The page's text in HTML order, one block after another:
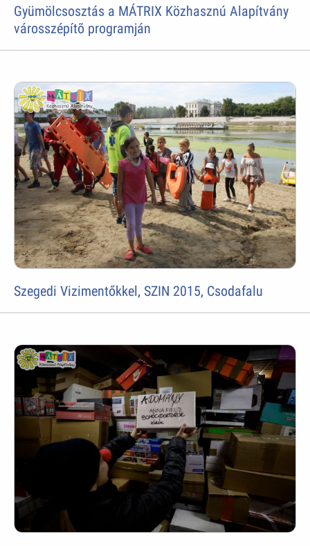
Gyümölcsosztás a MÁTRIX Közhasznú Alapítvány
városszépítõ programján
Szegedi Vizimentőkkel, SZIN 2015, Csodafalu